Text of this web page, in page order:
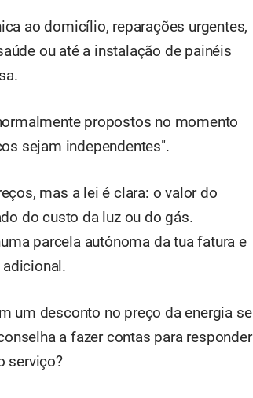
ao domicílio, reparações urgentes,
ou até a instalação de painéis
propostos no momento
sejam independentes".
mas a lei é clara: o valor do
do custo da luz ou do gás.
parcela autónoma da tua fatura e
um desconto no preço da energia se
a fazer contas para responder
serviço?